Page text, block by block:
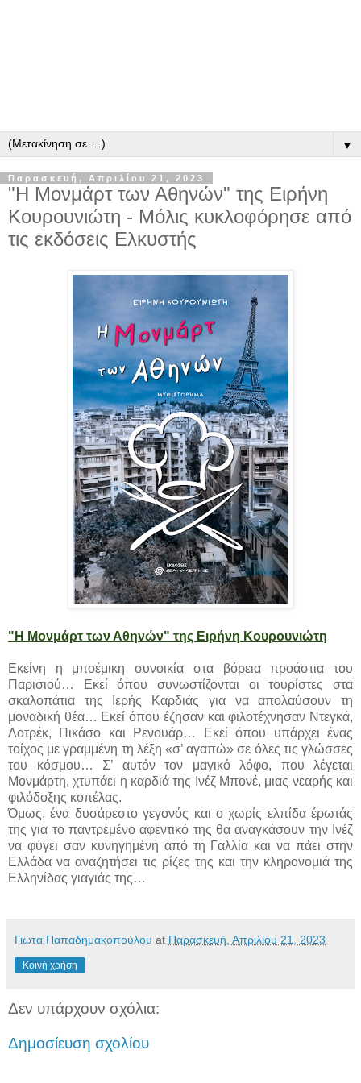
▼
Παρασκευή, Απριλίου 21, 2023
"Η Μονμάρτ των Αθηνών" της Ειρήνη
Κουρουνιώτη - Μόλις κυκλοφόρησε από
τις εκδόσεις Ελκυστής
"Η Μονμάρτ των Αθηνών" της Ειρήνη Κουρουνιώτη
Εκείνη η μποέμικη συνοικία στα βόρεια προάστια του
Παρισιού… Εκεί όπου συνωστίζονται οι τουρίστες στα
σκαλοπάτια της Ιερής Καρδιάς για να απολαύσουν τη
μοναδική θέα… Εκεί όπου έζησαν και φιλοτέχνησαν Ντεγκά,
Λοτρέκ, Πικάσο και Ρενουάρ… Εκεί όπου υπάρχει ένας
τοίχος με γραμμένη τη λέξη «σ’ αγαπώ» σε όλες τις γλώσσες
του κόσμου… Σ’ αυτόν τον μαγικό λόφο, που λέγεται
Μονμάρτη, χτυπάει η καρδιά της Ινέζ Μπονέ, μιας νεαρής και
φιλόδοξης κοπέλας.
Όμως, ένα δυσάρεστο γεγονός και ο χωρίς ελπίδα έρωτάς
της για το παντρεμένο αφεντικό της θα αναγκάσουν την Ινέζ
να φύγει σαν κυνηγημένη από τη Γαλλία και να πάει στην
Ελλάδα να αναζητήσει τις ρίζες της και την κληρονομιά της
Ελληνίδας γιαγιάς της…
Γιώτα Παπαδημακοπούλου at Παρασκευή, Απριλίου 21, 2023
Κοινή χρήση
Δεν υπάρχουν σχόλια:
Δημοσίευση σχολίου